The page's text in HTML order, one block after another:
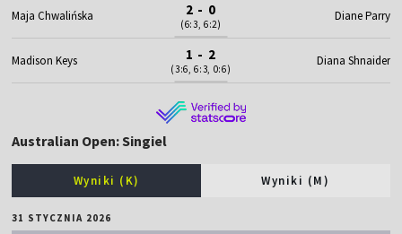
Maja Chwalińska 2 - 0
(6:3, 6:2)
Diane Parry
Madison Keys 1 - 2
(3:6, 6:3, 0:6)
Diana Shnaider
Australian Open: Singiel
Wyniki (K) Wyniki (M)
31 STYCZNIA 2026